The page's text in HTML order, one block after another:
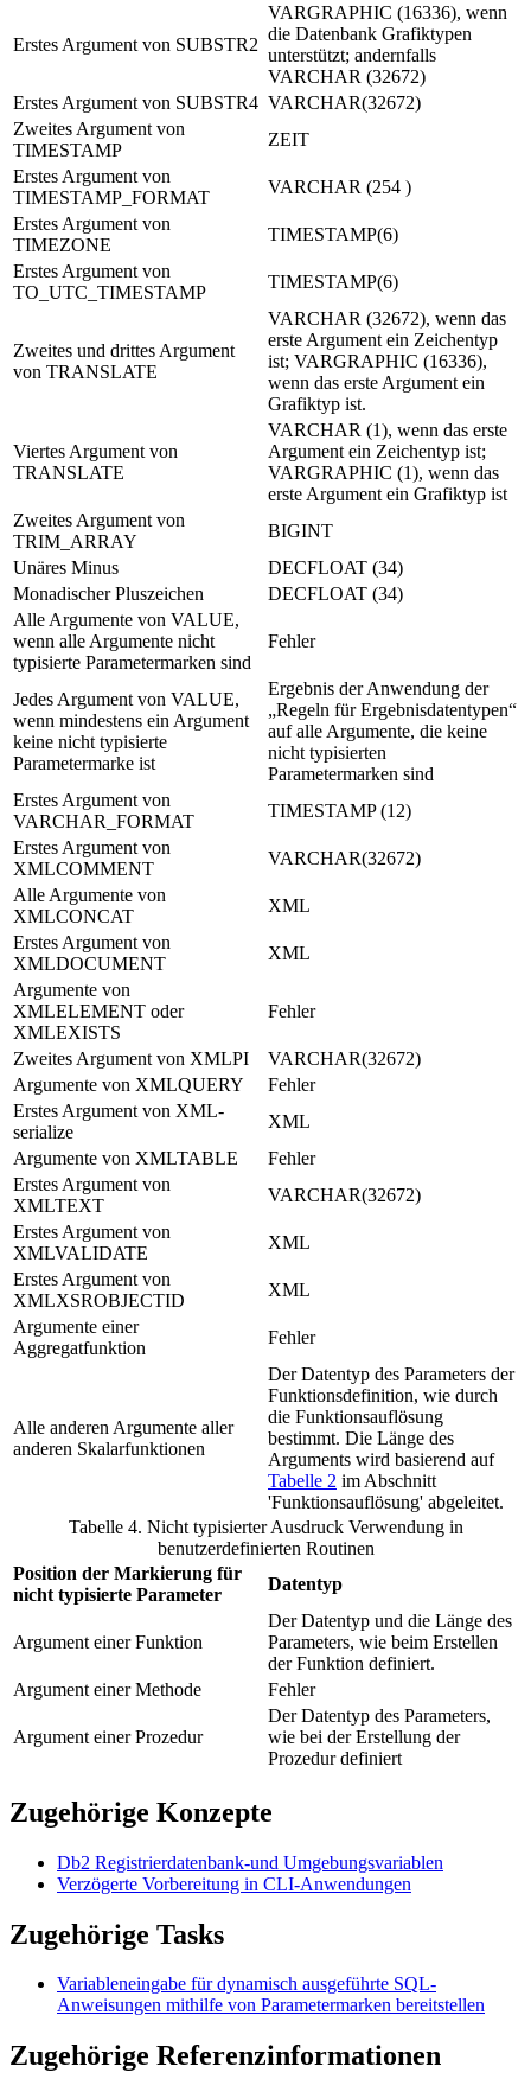
Erstes Argument von SUBSTR2
VARGRAPHIC (16336), wenn
die Datenbank Grafiktypen
unterstützt; andernfalls
VARCHAR (32672)
Erstes Argument von SUBSTR4 VARCHAR(32672)
Zweites Argument von
TIMESTAMP
ZEIT
Erstes Argument von
TIMESTAMP_FORMAT
VARCHAR (254 )
Erstes Argument von
TIMEZONE
TIMESTAMP(6)
Erstes Argument von
TO_UTC_TIMESTAMP
TIMESTAMP(6)
Zweites und drittes Argument
von TRANSLATE
VARCHAR (32672), wenn das
erste Argument ein Zeichentyp
ist; VARGRAPHIC (16336),
wenn das erste Argument ein
Grafiktyp ist.
Viertes Argument von
TRANSLATE
VARCHAR (1), wenn das erste
Argument ein Zeichentyp ist;
VARGRAPHIC (1), wenn das
erste Argument ein Grafiktyp ist
Zweites Argument von
TRIM_ARRAY
BIGINT
Unäres Minus
DECFLOAT (34)
Monadischer Pluszeichen
DECFLOAT (34)
Alle Argumente von VALUE,
wenn alle Argumente nicht
typisierte Parametermarken sind
Fehler
Jedes Argument von VALUE,
wenn mindestens ein Argument
keine nicht typisierte
Parametermarke ist
Ergebnis der Anwendung der
Regeln für Ergebnisdatentypen
auf alle Argumente, die keine
nicht typisierten
Parametermarken sind
Erstes Argument von
VARCHAR_FORMAT
TIMESTAMP (12)
Erstes Argument von
XMLCOMMENT
VARCHAR(32672)
Alle Argumente von
XMLCONCAT
XML
Erstes Argument von
XMLDOCUMENT
XML
Argumente von
XMLELEMENT oder
XMLEXISTS
Fehler
Zweites Argument von XMLPI
VARCHAR(32672)
Argumente von XMLQUERY
Fehler
Erstes Argument von XML-
serialize
XML
Argumente von XMLTABLE
Fehler
Erstes Argument von
XMLTEXT
VARCHAR(32672)
Erstes Argument von
XMLVALIDATE
XML
Erstes Argument von
XMLXSROBJECTID
XML
Argumente einer
Aggregatfunktion
Fehler
Alle anderen Argumente aller
anderen Skalarfunktionen
Der Datentyp des Parameters der
Funktionsdefinition, wie durch
die Funktionsauflösung
bestimmt. Die Länge des
Arguments wird basierend auf
Tabelle 2 im Abschnitt
'Funktionsauflösung' abgeleitet.
Tabelle 4. Nicht typisierterAusdruckVerwendung in
benutzerdefinierten Routinen
Position der Markierung für
nicht typisierte Parameter
Datentyp
Argument einer Funktion
Der Datentyp und die Länge des
Parameters, wie beim Erstellen
der Funktion definiert.
Argument einer Methode
Fehler
Argument einer Prozedur
Der Datentyp des Parameters,
wie bei der Erstellung der
Prozedur definiert
Zugehörige Konzepte
Db2 Registrierdatenbank-und Umgebungsvariablen
Verzögerte Vorbereitung in CLI-Anwendungen
Zugehörige Tasks
Variableneingabe für dynamisch ausgeführte SQL-
Anweisungen mithilfe von Parametermarken bereitstellen
Zugehörige Referenzinformationen